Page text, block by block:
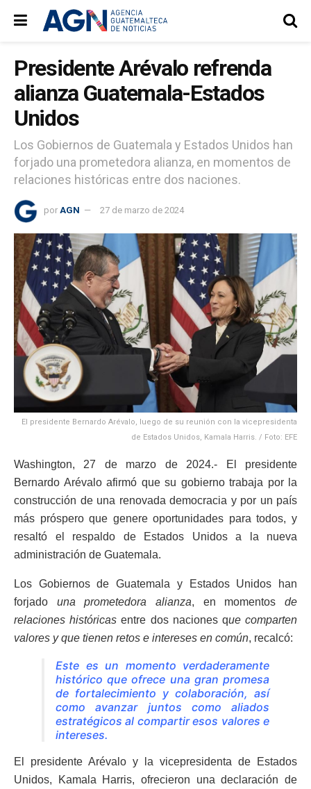
Presidente Arévalo refrenda
alianza Guatemala-Estados
Unidos
Los Gobiernos de Guatemala y Estados Unidos han
forjado una prometedora alianza, en momentos de
relaciones históricas entre dos naciones.
por AGN 27 de marzo de 2024
El presidente Bernardo Arévalo, luego de su reunión con la vicepresidenta
de Estados Unidos, Kamala Harris. / Foto: EFE
Washington, 27 de marzo de 2024.- El presidente
Bernardo Arévalo afirmó que su gobierno trabaja por la
construcción de una renovada democracia y por un país
más próspero que genere oportunidades para todos, y
resaltó el respaldo de Estados Unidos a la nueva
administración de Guatemala.
Los Gobiernos de Guatemala y Estados Unidos han
forjado una prometedora alianza, en momentosde
relaciones históricas entre dos naciones que comparten
valores y que tienen retos e intereses en común, recalcó:
Este es un momento verdaderamente
histórico que ofrece una gran promesa
de fortalecimiento y colaboración, así
como avanzar juntos como aliados
estratégicos al compartir esos valores e
intereses.
El presidente Arévalo y la vicepresidenta de Estados
Unidos, Kamala Harris, ofrecieron una declaración de